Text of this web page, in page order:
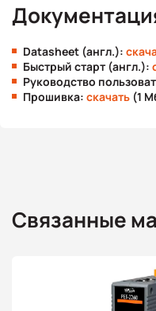
Datasheet (англ.):
Быстрый старт (англ.):
Руководство
Прошивка: скачать (1
Связанные